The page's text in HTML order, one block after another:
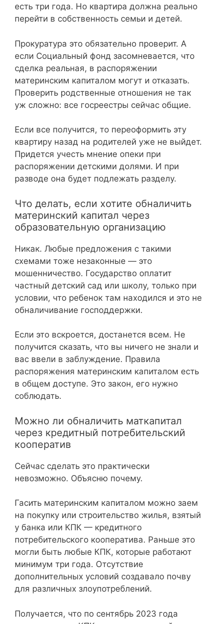
есть три года. Но квартира должна реально
перейти в собственность семьи и детей.
Прокуратура это обязательно проверит. А
если Социальный фонд засомневается, что
сделка реальная, в распоряжении
материнским капиталом могут и отказать.
Проверить родственные отношения не так
уж сложно: все госреестры сейчас общие.
Если все получится, то переоформить эту
квартиру назад на родителей уже не выйдет.
Придется учесть мнение опеки при
распоряжении детскими долями. И при
разводе она будет подлежать разделу.
Что делать, если хотите обналичить
материнский капитал через
образовательную организацию
Никак. Любые предложения с такими
схемами тоже незаконные — это
мошенничество. Государство оплатит
частный детский сад или школу, только при
условии, что ребенок там находился и это не
обналичивание господдержки.
Если это вскроется, достанется всем. Не
получится сказать, что вы ничего не знали и
вас ввели в заблуждение. Правила
распоряжения материнским капиталом есть
в общем доступе. Это закон, его нужно
соблюдать.
Можно ли обналичить маткапитал
через кредитный потребительский
кооператив
Сейчас сделать это практически
невозможно. Объясню почему.
Гасить материнским капиталом можно заем
на покупку или строительство жилья, взятый
у банка или КПК — кредитного
потребительского кооператива. Раньше это
могли быть любые КПК, которые работают
минимум три года. Отсутствие
дополнительных условий создавало почву
для различных злоупотреблений.
Получается, что по сентябрь 2023 года